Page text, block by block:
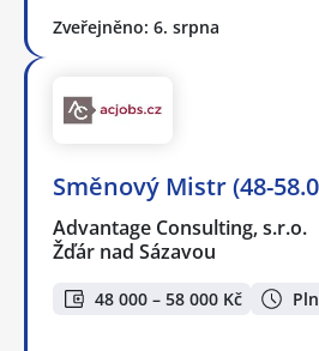
Zveřejněno: 6. srpna
Směnový Mistr (48-
Advantage Consulting, s.r.o.
Žďár nad Sázavou
48 000 – 58 000 Kč